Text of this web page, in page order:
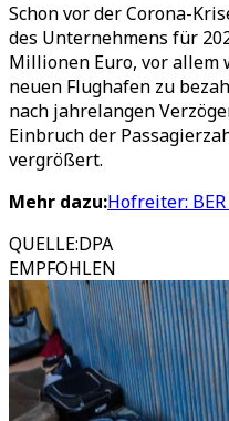
Schon vor der Corona-
des Unternehmens für
Millionen Euro, vor allem
neuen Flughafen zu
nach jahrelangen
Einbruch der
vergrößert.
Mehr dazu:Hofreiter:
QUELLE:DPA
EMPFOHLEN